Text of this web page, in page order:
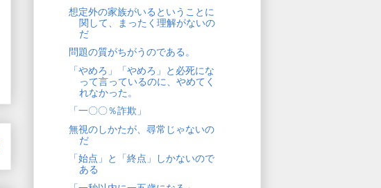
想定外の家族がいるということに
関して、まったく理解がないの
だ
問題の質がちがうのである。
「やめろ」「やめろ」と必死にな
って言っているのに、やめてく
れなかった。
「一〇〇％詐欺」
無視のしかたが、尋常じゃないの
だ
「始点」と「終点」しかないので
ある